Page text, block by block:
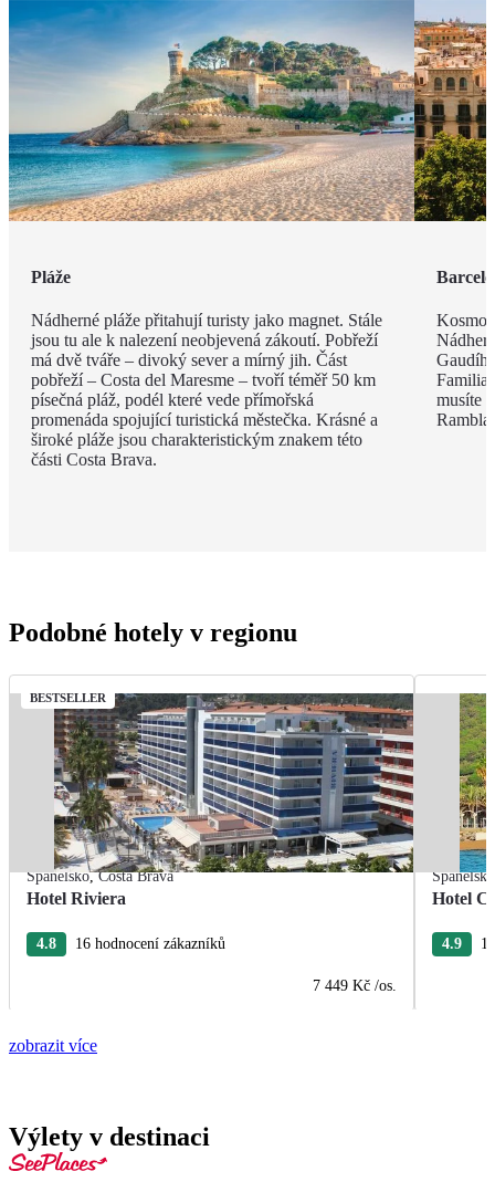
Pláže
Nádherné pláže přitahují turisty jako magnet. Stále
jsou tu ale k nalezení neobjevená zákoutí. Pobřeží
má dvě tváře – divoký sever a mírný jih. Část
pobřeží – Costa del Maresme – tvoří téměř 50 km
písečná pláž, podél které vede přímořská
promenáda spojující turistická městečka. Krásné a
široké pláže jsou charakteristickým znakem této
části Costa Brava.
Familia
musíte
Podobné hotely v regionu
BESTSELLER
Španělsko,Costa Brava
Hotel Riviera
4.8 16 hodnocení zákazníků
7 449 Kč /os.
Španělsko
Hotel
4.9
zobrazit více
Výlety v destinaci